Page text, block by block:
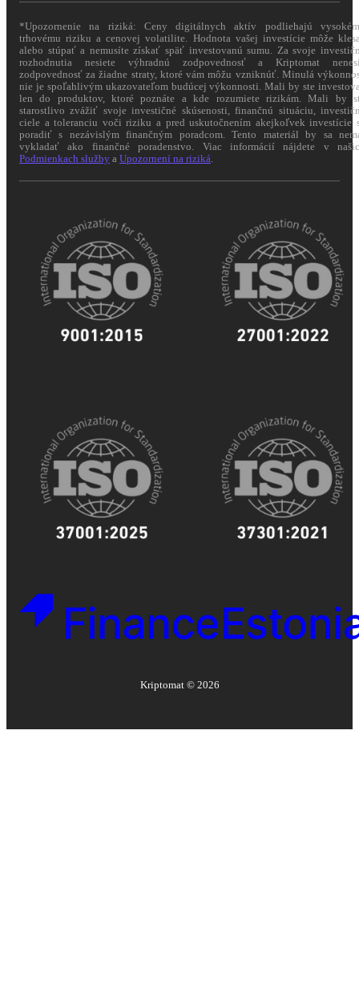
*Upozornenie na riziká: Ceny digitálnych aktív podliehajú
trhovému riziku a cenovej volatilite. Hodnota vašej investície môže
alebo stúpať a nemusíte získať späť investovanú sumu. Za svoje
rozhodnutia nesiete výhradnú zodpovednosť a Kriptomat
zodpovednosť za žiadne straty, ktoré vám môžu vzniknúť. Minulá
nie je spoľahlivým ukazovateľom budúcej výkonnosti. Mali by ste
len do produktov, ktoré poznáte a kde rozumiete rizikám. Mali by
starostlivo zvážiť svoje investičné skúsenosti, finančnú situáciu,
ciele a toleranciu voči riziku a pred uskutočnením akejkoľvek investície
poradiť s nezávislým finančným poradcom. Tento materiál by sa
vykladať ako finančné poradenstvo. Viac informácií nájdete v
Podmienkach služby a Upozornení na riziká
Kriptomat © 2026